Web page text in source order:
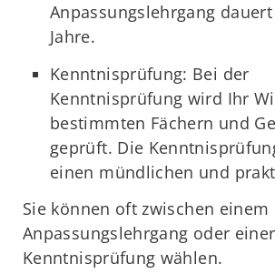
Anpassungslehrgang
Jahre.
Kenntnisprüfung: Bei der
Kenntnisprüfung wird Ihr
bestimmten Fächern und
geprüft. Die
einen mündlichen und
Sie können oft zwischen einem
Anpassungslehrgang oder einer
Kenntnisprüfung wählen.